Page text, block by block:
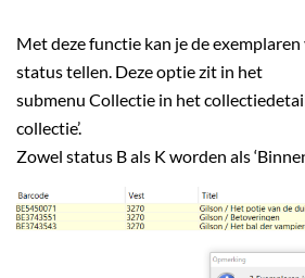
Met deze functie kan je de
status tellen. Deze optie zit in het
submenu Collectie in het
collectie’.
Zowel status B als K worden als